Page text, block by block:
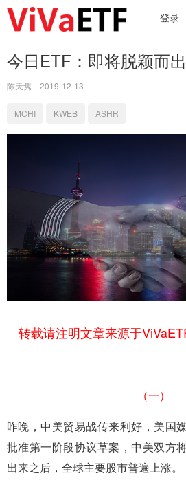
登录
今日ETF：即将脱颖而
陈天隽 2019-12-13
MCHI KWEB ASHR
转载请注明文章来源于
（一）
昨晚，中美贸易战传来利好，美国
批准第一阶段协议草案，中美双方
出来之后，全球主要股市普遍上涨。